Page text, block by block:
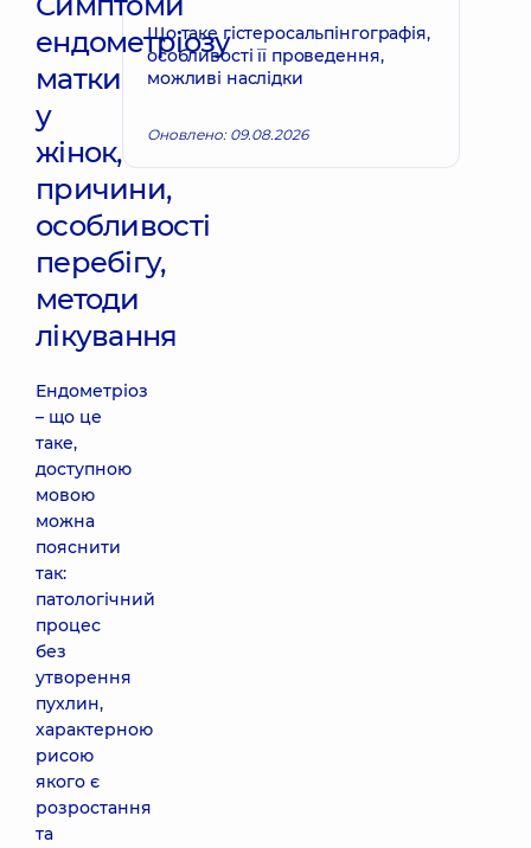
діагностики
ендометріозу
матки
у
жінок,
причини,
особливості
перебігу,
методи
лікування
Ендометріоз
– що це
таке,
доступною
мовою
можна
пояснити
так:
патологічний
процес
без
утворення
пухлин,
характерною
рисою
якого є
розростання
та
Що таке гістеросальпінгографія,
особливості її проведення,
можливі наслідки
Оновлено: 09.08.2026